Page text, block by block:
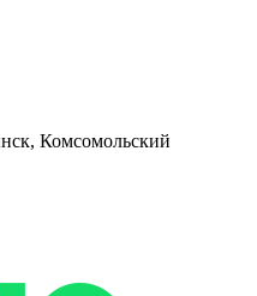
Комсомольский